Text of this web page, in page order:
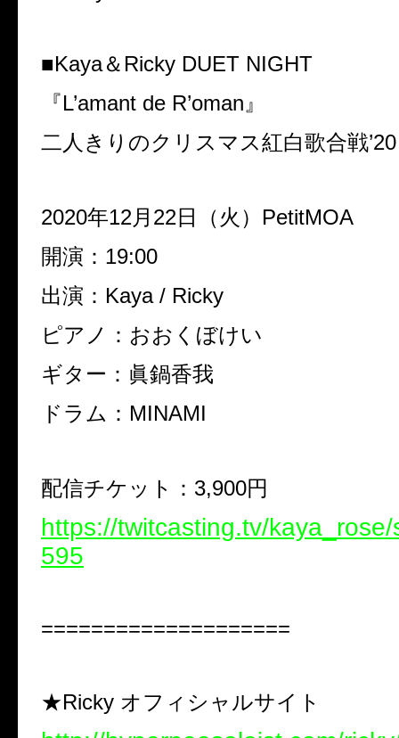
■Kaya＆Ricky DUET NIGHT
『L’amant de R’oman』
二人きりのクリスマス紅白歌合戦’20
2020年12月22日（火） PetitMOA
開演：19:00
出演：Kaya / Ricky
ピアノ：おおくぼけい
ギター：眞鍋香我
ドラム：MINAMI
配信チケット：3,900円
https://twitcasting.tv/
595
====================
★Ricky オフィシャルサイト